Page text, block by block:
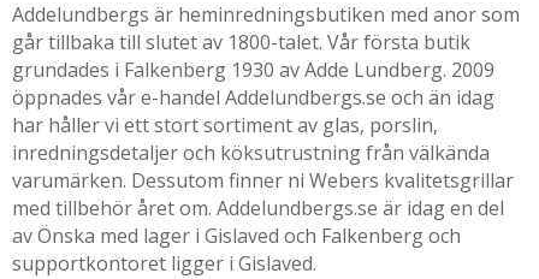
Addelundbergs är heminredningsbutiken med anor som
går tillbaka till slutet av 1800-talet. Vår första butik
grundades i Falkenberg 1930 av Adde Lundberg. 2009
öppnades vår e-handel Addelundbergs.se och än idag
har håller vi ett stort sortiment av glas, porslin,
inredningsdetaljer och köksutrustning från välkända
varumärken. Dessutom finner ni Webers kvalitetsgrillar
med tillbehör året om. Addelundbergs.se är idag en del
av Önska med lager i Gislaved och Falkenberg och
supportkontoret ligger i Gislaved.